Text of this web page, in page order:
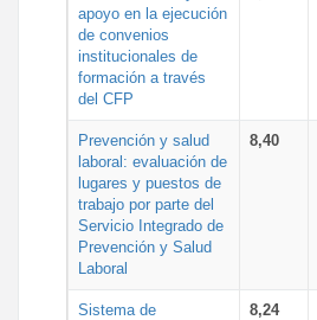
apoyo en la ejecución
de convenios
institucionales de
formación a través
del CFP
Prevención y salud
laboral: evaluación de
lugares y puestos de
trabajo por parte del
Servicio Integrado de
Prevención y Salud
Laboral
8,40
Sistema de
8,24